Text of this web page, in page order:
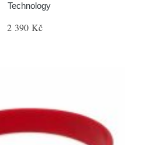
Technology
2 390 Kč